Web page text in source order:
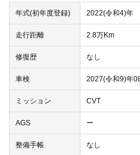
年式(初年度登録) 2022(令和4)年
走行距離 2.8万Km
修復歴 なし
車検 2027(令和9)年
ミッション CVT
AGS ー
整備手帳 なし